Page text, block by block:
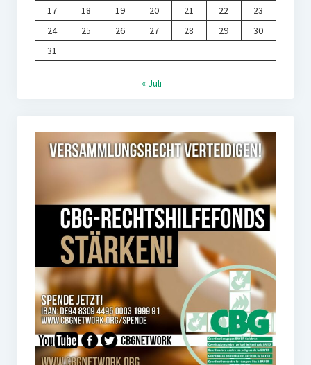
17 18 19 20 21 22
23
24
25 26 27 28 29
30
31
« Juli